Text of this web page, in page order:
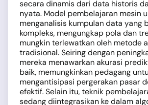
secara dinamis dari data historis
nyata. Model pembelajaran mesin
menganalisis kumpulan data yang
kompleks, mengungkap pola dan
mungkin terlewatkan oleh metode
tradisional. Seiring dengan
mereka menawarkan akurasi
baik, memungkinkan pedagang
mengantisipasi pergerakan pasar
efektif. Selain itu, teknik
sedang diintegrasikan ke dalam